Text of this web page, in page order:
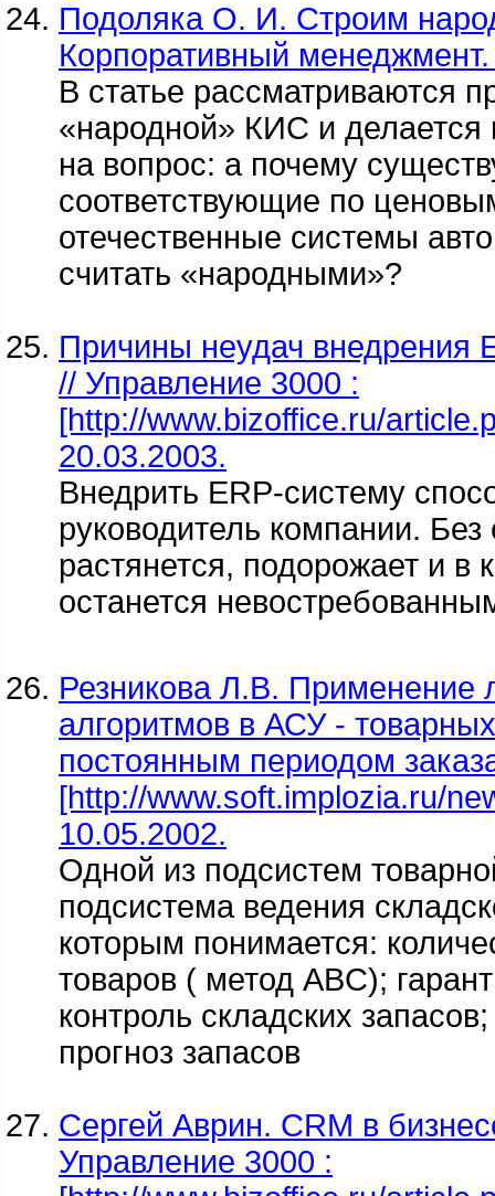
Подоляка О. И. Строим
Корпоративный
В статье рассматриваются
«народной» КИС и делается
на вопрос: а почему
соответствующие по
отечественные системы
считать «народными»?
Причины неудач внедрения
// Управление 3000 :
[http://www.bizoffice.ru/
20.03.2003.
Внедрить ERP-систему
руководитель компании. Без
растянется, подорожает и в
останется
Резникова Л.В. Применение
алгоритмов в АСУ -
постоянным периодом
[http://www.soft.implozia.ru/
10.05.2002.
Одной из подсистем
подсистема ведения
которым понимается:
товаров ( метод ABC);
контроль складских
прогноз запасов
Сергей Аврин. CRM в
Управление 3000 :